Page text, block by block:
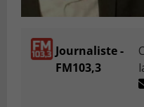
Journaliste -
FM103,3